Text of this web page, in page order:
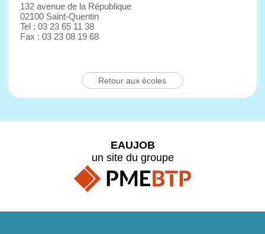
132 avenue de la République
02100 Saint-Quentin
Tel : 03 23 65 11 38
Fax : 03 23 08 19 68
Retour aux écoles
EAUJOB
un site du groupe